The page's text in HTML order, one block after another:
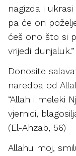
nagizda i ukrasi
pa će on
ćeš ono što si
vrijedi dunjaluk.”
Donosite
naredba od
“Allah i meleki
vjernici,
(El-Ahzab, 56)
Allahu moj,